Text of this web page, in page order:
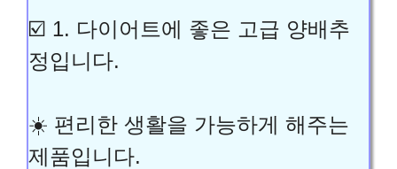
☑️ 1. 다이어트에 좋은 고급 양배추
정입니다.
☀️ 편리한 생활을 가능하게 해주는
제품입니다.